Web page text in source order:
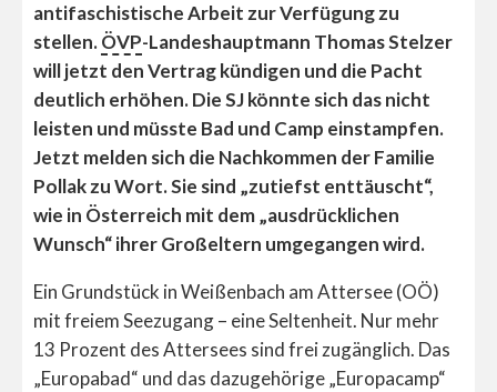
antifaschistische Arbeit zur Verfügung zu
stellen.ÖVP-Landeshauptmann Thomas Stelzer
will jetzt den Vertrag kündigen und die Pacht
deutlich erhöhen. Die SJ könnte sich das nicht
leisten und müsste Bad und Camp einstampfen.
Jetzt melden sich die Nachkommen der Familie
Pollak zu Wort. Sie sind „zutiefst enttäuscht“,
wie in Österreich mit dem „ausdrücklichen
Wunsch“ ihrer Großeltern umgegangen wird.
Ein Grundstück in Weißenbach am Attersee (OÖ)
mit freiem Seezugang – eine Seltenheit. Nur mehr
13 Prozent des Attersees sind frei zugänglich. Das
„Europabad“ und das dazugehörige „Europacamp“